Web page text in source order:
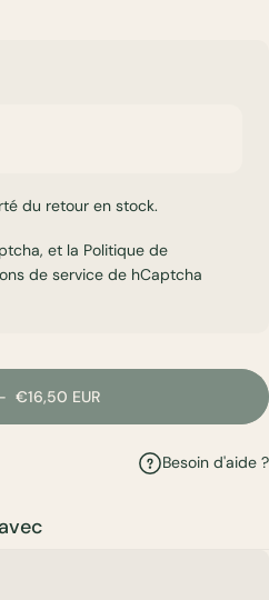
du retour en stock.
et la Politique de
de service de hCaptcha
- €16,50 EUR
Besoin d'aide ?